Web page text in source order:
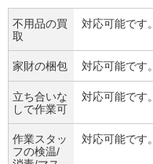
不用品の買
取
対応可能です。
家財の梱包 対応可能です。
立ち合いな
しで作業可
対応可能です。
作業スタッ
フの検温/
対応可能です。